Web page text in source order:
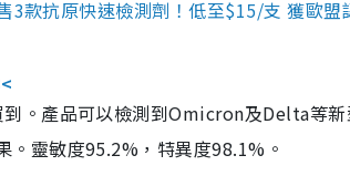
3款抗原快速檢測劑！低至$15/支 獲歐盟
。產品可以檢測到Omicron及Delta等
靈敏度95.2%，特異度98.1%。